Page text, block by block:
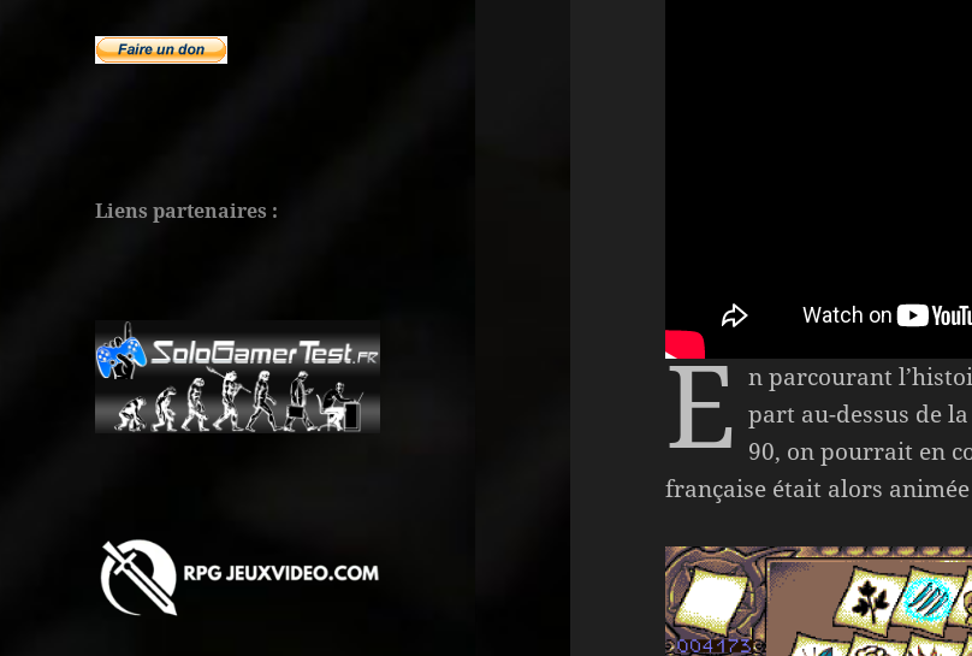
Liens partenaires :
E n parcourant
part au-dessus de
90, on pourrait en
française était alors